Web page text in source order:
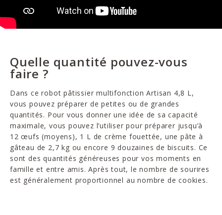
Quelle quantité pouvez-vous
faire ?
Dans ce robot pâtissier multifonction Artisan 4,8 L,
vous pouvez préparer de petites ou de grandes
quantités. Pour vous donner une idée de sa capacité
maximale, vous pouvez l’utiliser pour préparer jusqu’à
12 œufs (moyens), 1 L de crème fouettée, une pâte à
gâteau de 2,7 kg ou encore 9 douzaines de biscuits. Ce
sont des quantités généreuses pour vos moments en
famille et entre amis. Après tout, le nombre de sourires
est généralement proportionnel au nombre de cookies.